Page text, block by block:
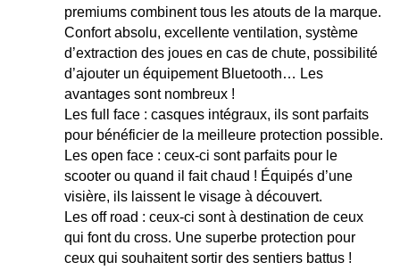
premiums combinent tous les atouts de la marque.
Confort absolu, excellente ventilation, système
d’extraction des joues en cas de chute, possibilité
d’ajouter un équipement Bluetooth… Les
avantages sont nombreux !
Les full face : casques intégraux, ils sont parfaits
pour bénéficier de la meilleure protection possible.
Les open face : ceux-ci sont parfaits pour le
scooter ou quand il fait chaud ! Équipés d’une
visière, ils laissent le visage à découvert.
Les off road : ceux-ci sont à destination de ceux
qui font du cross. Une superbe protection pour
ceux qui souhaitent sortir des sentiers battus !